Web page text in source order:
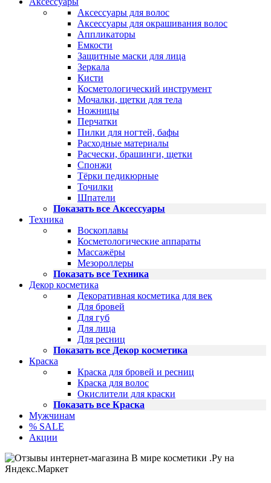
Аксессуары для волос
Аксессуары для окрашивания волос
Аппликаторы
Емкости
Защитные маски для лица
Зеркала
Кисти
Косметологический инструмент
Мочалки, щетки для тела
Ножницы
Перчатки
Пилки для ногтей, бафы
Расходные материалы
Расчески, брашинги, щетки
Спонжи
Тёрки педикюрные
Точилки
Шпатели
Показать все Аксессуары
Техника
Воскоплавы
Косметологические аппараты
Массажёры
Мезороллеры
Показать все Техника
Декор косметика
Декоративная косметика для век
Для бровей
Для губ
Для лица
Для ресниц
Показать все Декор косметика
Краска
Краска для бровей и ресниц
Краска для волос
Окислители для краски
Показать все Краска
Мужчинам
% SALE
Акции